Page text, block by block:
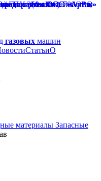
газовых машин
СтатьиО
материалы Запасные